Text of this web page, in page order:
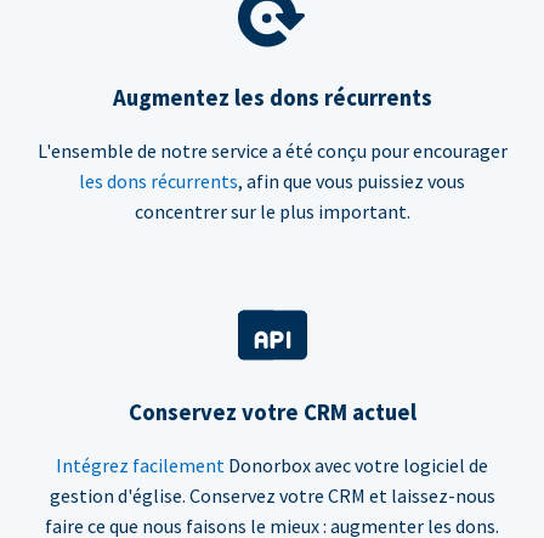
Augmentez les dons récurrents
L'ensemble de notre service a été conçu pour encourager
les dons récurrents, afin que vous puissiez vous
concentrer sur le plus important.
Conservez votre CRM actuel
Intégrez facilement Donorbox avec votre logiciel de
gestion d'église. Conservez votre CRM et laissez-nous
faire ce que nous faisons le mieux : augmenter les dons.